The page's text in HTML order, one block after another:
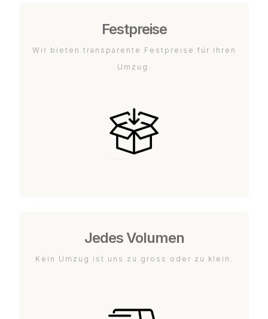
Festpreise
Wir bieten transparente Festpreise für Ihren
Umzug.
Jedes Volumen
Kein Umzug ist uns zu gross oder zu klein.